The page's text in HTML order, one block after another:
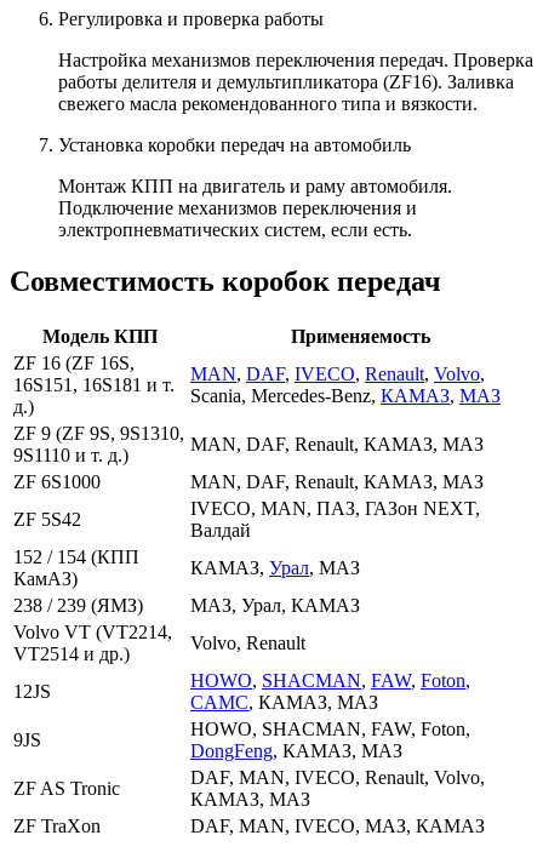
Регулировка и проверка работы
Настройка механизмов переключения передач. Проверка
работы делителя и демультипликатора (ZF16). Заливка
свежего масла рекомендованного типа и вязкости.
Установка коробки передач на автомобиль
Монтаж КПП на двигатель и раму автомобиля.
Подключение механизмов переключения и
электропневматических систем, если есть.
Совместимость коробок передач
Модель КПП
Применяемость
ZF 16 (ZF 16S,
16S151, 16S181 и т.
д.)
MAN, DAF, IVECO, Renault, Volvo,
Scania, Mercedes-Benz, КАМАЗ, МАЗ
ZF 9 (ZF 9S, 9S1310,
9S1110 и т. д.)
MAN, DAF, Renault, КАМАЗ, МАЗ
ZF 6S1000
MAN, DAF, Renault, КАМАЗ, МАЗ
ZF 5S42
IVECO, MAN, ПАЗ, ГАЗон NEXT,
Валдай
152 / 154 (КПП
КамАЗ)
КАМАЗ, Урал, МАЗ
238 / 239 (ЯМЗ)
МАЗ, Урал, КАМАЗ
Volvo VT (VT2214,
VT2514 и др.)
Volvo, Renault
12JS
HOWO, SHACMAN, FAW, Foton,
CAMC, КАМАЗ, МАЗ
9JS
HOWO, SHACMAN, FAW, Foton,
DongFeng, КАМАЗ, МАЗ
ZF AS Tronic
DAF, MAN, IVECO, Renault, Volvo,
КАМАЗ, МАЗ
ZF TraXon
DAF, MAN, IVECO, МАЗ, КАМАЗ